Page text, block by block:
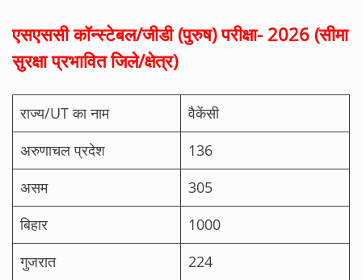
एसएससी कॉन्स्टेबल/जीडी (पुरुष) परीक्षा- 2026 (सीमा
सुरक्षा प्रभावित जिले/क्षेत्र)
राज्य/UT का नाम
वैकेंसी
अरुणाचल प्रदेश
136
असम
305
बिहार
1000
गुजरात
224